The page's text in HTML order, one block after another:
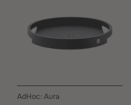
AdHoc: Aura